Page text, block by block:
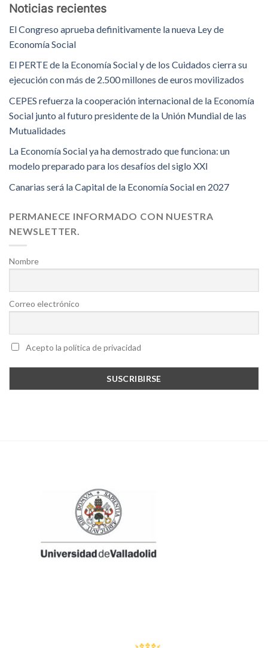
Noticias recientes
El Congreso aprueba definitivamente la nueva Ley de
Economía Social
El PERTE de la Economía Social y de los Cuidados cierra su
ejecución con más de 2.500 millones de euros movilizados
CEPES refuerza la cooperación internacional de la Economía
Social junto al futuro presidente de la Unión Mundial de las
Mutualidades
La Economía Social ya ha demostrado que funciona: un
modelo preparado para los desafíos del siglo XXI
Canarias será la Capital de la Economía Social en 2027
PERMANECE INFORMADO CON NUESTRA
NEWSLETTER.
Nombre
Correo electrónico
Acepto la política de privacidad